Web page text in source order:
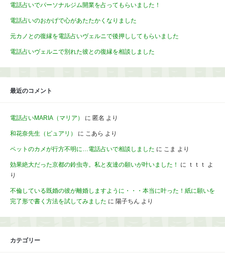
電話占いでパーソナルジム開業を占ってもらいました！
電話占いのおかげで心があたたかくなりました
元カノとの復縁を電話占いヴェルニで後押ししてもらいました
電話占いヴェルニで別れた彼との復縁を相談しました
最近のコメント
電話占いMARIA（マリア） に 匿名 より
和花奈先生（ピュアリ） に こあら より
ペットのカメが行方不明に…電話占いで相談しました に こま より
効果絶大だった京都の鈴虫寺。私と友達の願いが叶いました！ に ｔｔｔ よ
り
不倫している既婚の彼が離婚しますように・・・本当に叶った！紙に願いを
完了形で書く方法を試してみました に 陽子ちん より
カテゴリー